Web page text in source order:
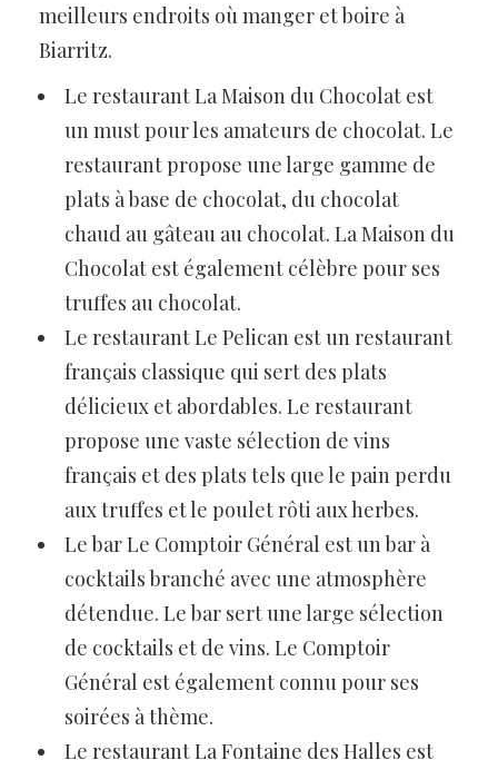
meilleurs endroits où manger et boire à
Biarritz.
Le restaurant La Maison du Chocolat est
un must pour les amateurs de chocolat. Le
restaurant propose une large gamme de
plats à base de chocolat, du chocolat
chaud au gâteau au chocolat. La Maison du
Chocolat est également célèbre pour ses
truffes au chocolat.
Le restaurant Le Pelican est un restaurant
français classique qui sert des plats
délicieux et abordables. Le restaurant
propose une vaste sélection de vins
français et des plats tels que le pain perdu
aux truffes et le poulet rôti aux herbes.
Le bar Le Comptoir Général est un bar à
cocktails branché avec une atmosphère
détendue. Le bar sert une large sélection
de cocktails et de vins. Le Comptoir
Général est également connu pour ses
soirées à thème.
Le restaurant La Fontaine des Halles est